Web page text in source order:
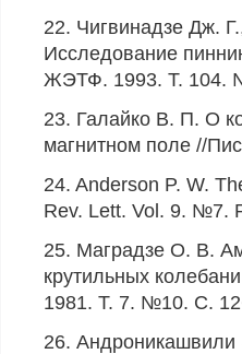
22. Чигвинадзе Дж.
Исследование
ЖЭТФ. 1993. Т. 104.
23. Галайко В. П. О
магнитном поле //
24. Anderson P. W.
Rev. Lett. Vol. 9. №7.
25. Маградзе О. В.
крутильных
1981. Т. 7. №10. С.
26.